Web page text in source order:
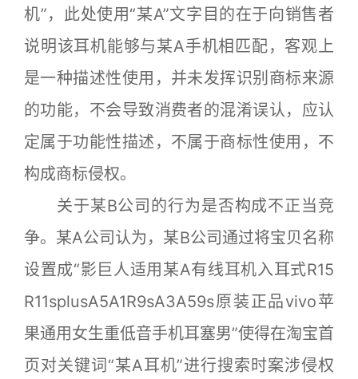
机”，此处使用“某A”文字目的在于向销售者
说明该耳机能够与某A手机相匹配，客观上
是一种描述性使用，并未发挥识别商标来源
的功能，不会导致消费者的混淆误认，应认
定属于功能性描述，不属于商标性使用，不
构成商标侵权。
关于某B公司的行为是否构成不正当竞
争。某A公司认为，某B公司通过将宝贝名称
设置成“影巨人适用某A有线耳机入耳式R15
R11splusA5A1R9sA3A59s原装正品vivo苹
果通用女生重低音手机耳塞男”使得在淘宝首
页对关键词“某A耳机”进行搜索时案涉侵权